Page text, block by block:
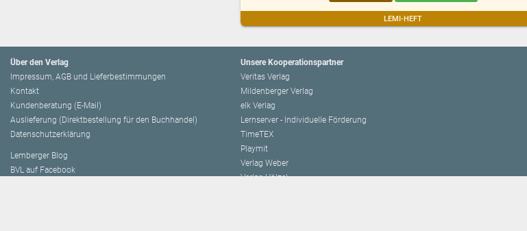
LEMI-HEFT
Über den Verlag
Impressum, AGB und Lieferbestimmungen
Kontakt
Kundenberatung (E-Mail)
Auslieferung (Direktbestellung für den Buchhandel)
Datenschutzerklärung
Lemberger Blog
BVL auf Facebook
Unsere Kooperationspartner
Veritas Verlag
Mildenberger Verlag
elk Verlag
Lernserver - Individuelle Förderung
TimeTEX
Playmit
Verlag Weber
Verlag Hölzel